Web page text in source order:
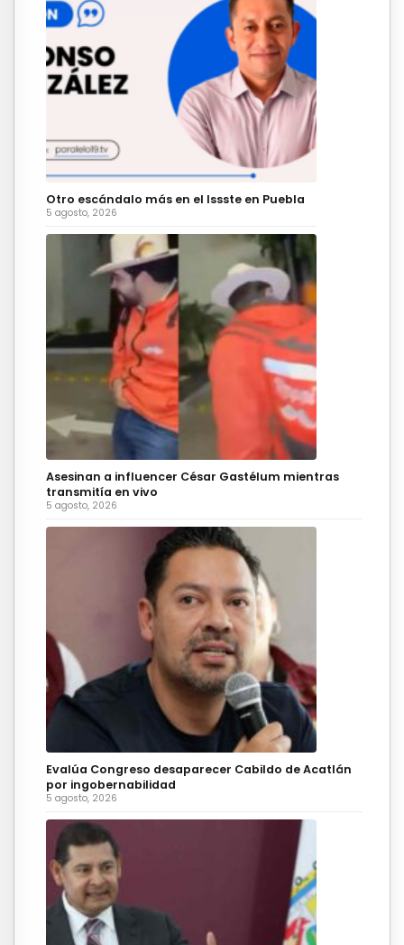
Otro escándalo más en el Issste en Puebla
5 agosto, 2026
Asesinan a influencer César Gastélum mientras
transmitía en vivo
5 agosto, 2026
Evalúa Congreso desaparecer Cabildo de Acatlán
por ingobernabilidad
5 agosto, 2026